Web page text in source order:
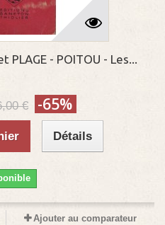
PLAGE - POITOU - Les...
€ -65%
Détails
Ajouter au comparateur